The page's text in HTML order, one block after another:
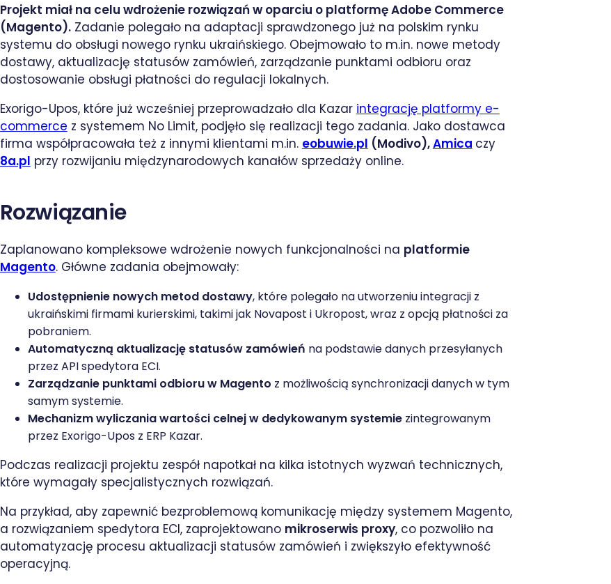
Projekt miał na celu wdrożenie rozwiązań w oparciu o platformę Adobe Commerce
(Magento).Zadanie polegało na adaptacji sprawdzonego już na polskim rynku
systemu do obsługi nowego rynku ukraińskiego. Obejmowało to m.in. nowe metody
dostawy, aktualizację statusów zamówień, zarządzanie punktami odbioru oraz
dostosowanie obsługi płatności do regulacji lokalnych.
Exorigo-Upos, które już wcześniej przeprowadzało dla Kazar integrację platformy e-
commerce z systemem No Limit, podjęło się realizacji tego zadania. Jako dostawca
firma współpracowała też z innymi klientami m.in. eobuwie.pl (Modivo),Amica czy
8a.pl przy rozwijaniu międzynarodowych kanałów sprzedaży online.
Rozwiązanie
Zaplanowano kompleksowe wdrożenie nowych funkcjonalności na platformie
Magento. Główne zadania obejmowały:
Udostępnienie nowych metod dostawy, które polegało na utworzeniu integracji z
ukraińskimi firmami kurierskimi, takimi jak Novapost i Ukropost, wraz z opcją płatności za
pobraniem.
Automatyczną aktualizację statusów zamówień na podstawie danych przesyłanych
przez API spedytora ECI.
Zarządzanie punktami odbioru w Magento z możliwością synchronizacji danych w tym
samym systemie.
Mechanizm wyliczania wartości celnej w dedykowanym systemiezintegrowanym
przez Exorigo-Upos z ERP Kazar.
Podczas realizacji projektu zespół napotkał na kilka istotnych wyzwań technicznych,
które wymagały specjalistycznych rozwiązań.
Na przykład, aby zapewnić bezproblemową komunikację między systemem Magento,
a rozwiązaniem spedytora ECI, zaprojektowano mikroserwis proxy, co pozwoliło na
automatyzację procesu aktualizacji statusów zamówień i zwiększyło efektywność
operacyjną.